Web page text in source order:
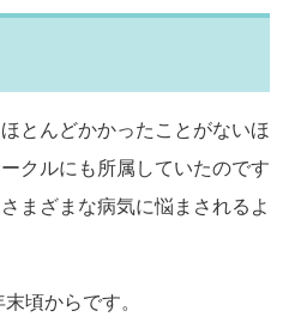
とんどかかったことがないほ
クルにも所属していたのです
まざまな病気に悩まされるよ
頃からです。